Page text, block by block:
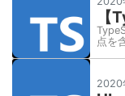
点を
2020